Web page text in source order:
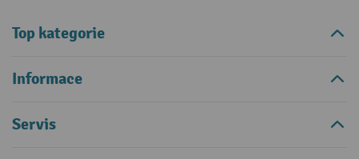
Top kategorie
Informace
Servis